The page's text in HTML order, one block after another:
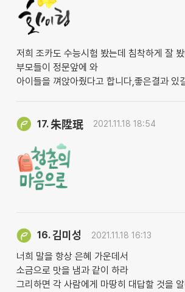
저희 조카도 수능시험 봤는데 침착하게 잘
부모들이 정문앞에 와
아이들을 껴앉아줬다고 합니다,좋은결과 있
17.朱陞珉 2021.11.18 18:54
16.김미성 2021.11.18 16:13
너희 말을 항상 은혜 가운데서
소금으로 맛을 냄과 같이 하라
그리하면 각 사람에게 마땅히 대답할 것을